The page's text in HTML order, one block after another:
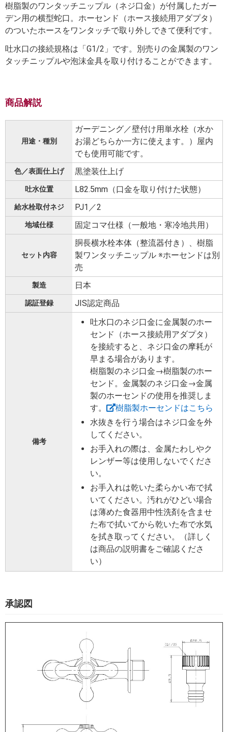
樹脂製のワンタッチニップル（ネジ口金）が付属したガー
デン用の横型蛇口。ホーセンド（ホース接続用アダプタ）
のついたホースをワンタッチで取り外しできて便利です。
吐水口の接続規格は「G1/2」です。別売りの金属製のワン
タッチニップルや泡沫金具を取り付けることができます。
商品解説
用途・種別
ガーデニング／壁付け用単水栓（水か
お湯どちらか一方に使えます。）屋内
でも使用可能です。
色／表面仕上げ 黒塗装仕上げ
吐水位置 L82.5mm（口金を取り付けた状態）
給水栓取付ネジ PJ1／2
地域仕様 固定コマ仕様（一般地・寒冷地共用）
セット内容
胴長横水栓本体（整流器付き）、樹脂
製ワンタッチニップル ※ホーセンドは別
売
製造 日本
認証登録 JIS認定商品
備考
吐水口のネジ口金に金属製のホー
センド（ホース接続用アダプタ）
を接続すると、ネジ口金の摩耗が
早まる場合があります。
樹脂製のネジ口金→樹脂製のホー
センド。金属製のネジ口金→金属
製のホーセンドの使用を推奨しま
す。
樹脂製ホーセンドはこちら
水抜きを行う場合はネジ口金を外
してください。
お手入れの際は、金属たわしやク
レンザー等は使用しないでくださ
い。
お手入れは乾いた柔らかい布で拭
いてください。汚れがひどい場合
は薄めた食器用中性洗剤を含ませ
た布で拭いてから乾いた布で水気
を拭き取ってください。（詳しく
は商品の説明書をご確認くださ
い）
承認図